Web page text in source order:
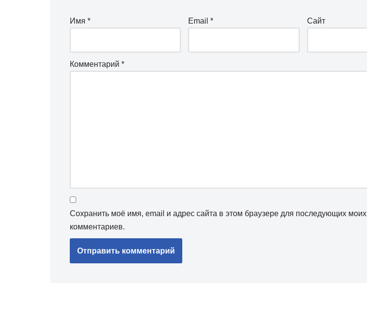
Имя * Email* Сайт
Комментарий *
Сохранить моё имя, email и адрес сайта в этом браузере для последующих моих
комментариев.